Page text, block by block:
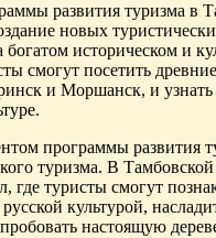
развития туризма в
новых
историческом и
смогут посетить
и Моршанск, и узнать
программы развития
туризма. В
где туристы смогут
культурой,
настоящую